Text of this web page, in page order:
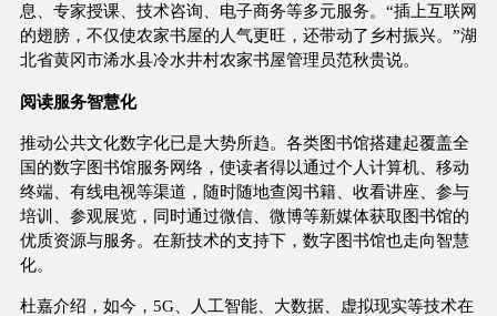
息、专家授课、技术咨询、电子商务等多元服务。“插上互联网
的翅膀，不仅使农家书屋的人气更旺，还带动了乡村振兴。”湖
北省黄冈市浠水县冷水井村农家书屋管理员范秋贵说。
阅读服务智慧化
推动公共文化数字化已是大势所趋。各类图书馆搭建起覆盖全
国的数字图书馆服务网络，使读者得以通过个人计算机、移动
终端、有线电视等渠道，随时随地查阅书籍、收看讲座、参与
培训、参观展览，同时通过微信、微博等新媒体获取图书馆的
优质资源与服务。在新技术的支持下，数字图书馆也走向智慧
化。
杜嘉介绍，如今，5G、人工智能、大数据、虚拟现实等技术在